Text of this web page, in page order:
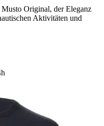
Original, der Eleganz
Aktivitäten und